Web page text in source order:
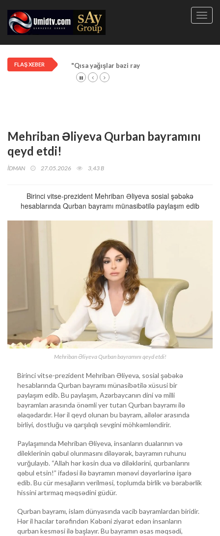
FLAŞ XEBER "Qısa yağışlar bəzi rayonlarda davam edir"
Mehriban Əliyeva Qurban bayramını
qeyd etdi!
İDMAN 27.05.2026 3,43 B
Birinci vitse-prezident Mehriban Əliyeva sosial şəbəkə
hesablarında Qurban bayramı münasibətilə paylaşım edib
Mehriban Əliyeva Qurban bayramını qeyd etdi!
Birinci vitse-prezident Mehriban Əliyeva, sosial şəbəkə
hesablarında Qurban bayramı münasibətilə xüsusi bir
paylaşım edib. Bu paylaşım, Azərbaycanın dini və milli
bayramları arasında önəmli yer tutan Qurban bayramı ilə
əlaqədardır. Hər il qeyd olunan bu bayram, ailələr arasında
birliyi, dostluğu və qarşılıqlı sevgini möhkəmləndirir.
Paylaşımında Mehriban Əliyeva, insanların dualarının və
dileklerinin qəbul olunmasını diləyərək, bayramın ruhunu
vurğulayıb. “Allah hər kəsin dua və diləklərini, qurbanlarını
qəbul etsin!” ifadəsi ilə bayramın mənəvi dəyərlərinə işarə
edib. Bu cür mesajların verilməsi, toplumda birlik və bərabərlik
hissini artırmaq məqsədini güdür.
Qurban bayramı, islam dünyasında vacib bayramlardan biridir.
Hər il hacılar tərəfindən Kəbəni ziyarət edən insanların
qurban kesməsi ilə başlayır. Bu bayramın əsas məqsədi,